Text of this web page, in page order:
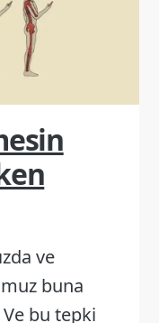
ve
buna
bu tepki